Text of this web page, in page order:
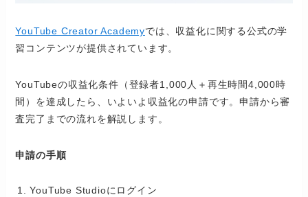
YouTube Creator Academyでは、収益化に関する公式の学
習コンテンツが提供されています。
YouTubeの収益化条件（登録者1,000人＋再生時間4,000時
間）を達成したら、いよいよ収益化の申請です。申請から審
査完了までの流れを解説します。
申請の手順
YouTube Studioにログイン